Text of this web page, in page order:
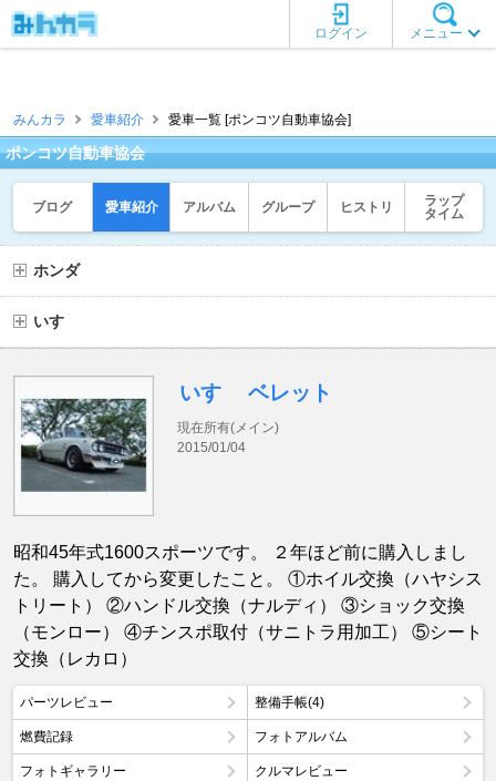
メニュー
ログイン
みんカラ 愛車紹介 愛車一覧 [ポンコツ自動車協会]
ポンコツ自動車協会
ブログ 愛車紹介 アルバム グループ ヒストリ
ラップ
タイム
ホンダ
いすゞ
いすゞ ベレット
現在所有(メイン)
2015/01/04
昭和45年式1600スポーツです。 ２年ほど前に購入しまし
た。 購入してから変更したこと。 ①ホイル交換（ハヤシス
トリート） ②ハンドル交換（ナルディ） ③ショック交換
（モンロー） ④チンスポ取付（サニトラ用加工） ⑤シート
交換（レカロ）
パーツレビュー 整備手帳(4)
燃費記録 フォトアルバム
フォトギャラリー クルマレビュー